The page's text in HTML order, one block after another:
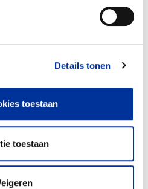
Details tonen
toestaan
toestaan
vooruitdenken
het CBF het
“We hebben
bij de brede
Daarnaast